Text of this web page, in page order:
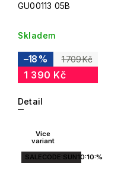
GU00113 05B
Skladem
1 709 Kč
–18 %
1 390 Kč
Detail
Více
variant
SALECODE:SUN10:10:%